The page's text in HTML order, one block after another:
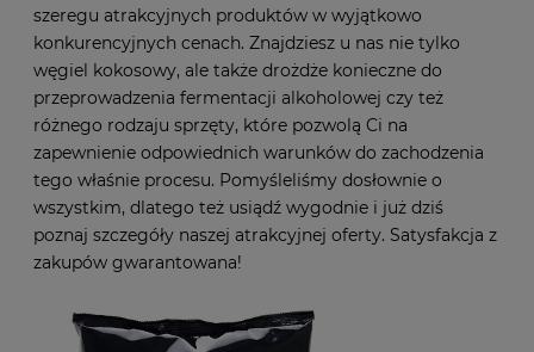
szeregu atrakcyjnych produktów w wyjątkowo
konkurencyjnych cenach. Znajdziesz u nas nie tylko
węgiel kokosowy, ale także drożdże konieczne do
przeprowadzenia fermentacji alkoholowej czy też
różnego rodzaju sprzęty, które pozwolą Ci na
zapewnienie odpowiednich warunków do zachodzenia
tego właśnie procesu. Pomyśleliśmy dosłownie o
wszystkim, dlatego też usiądź wygodnie i już dziś
poznaj szczegóły naszej atrakcyjnej oferty. Satysfakcja z
zakupów gwarantowana!